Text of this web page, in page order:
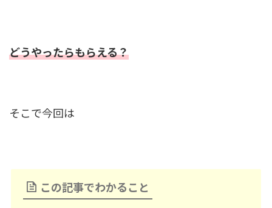
どうやったらもらえる？
そこで今回は
この記事でわかること